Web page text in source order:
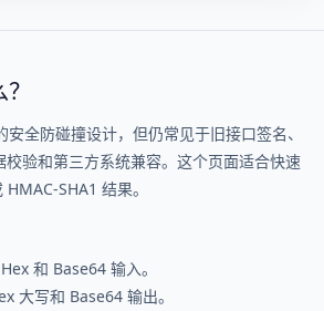
全防碰撞设计，但仍常见于旧接口签名、
验和第三方系统兼容。这个页面适合快速
SHA1 结果。
和 Base64 输入。
大写和 Base64 输出。